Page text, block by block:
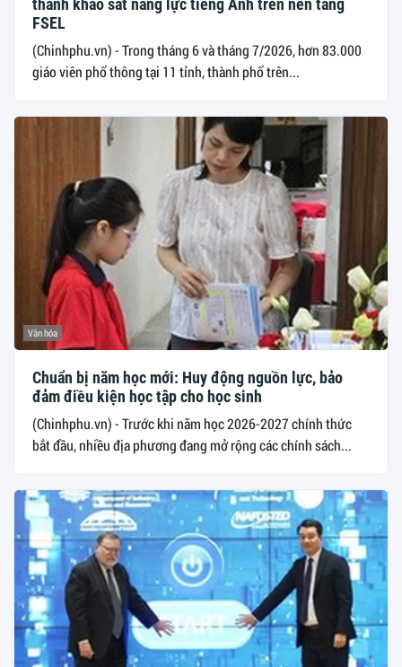
thành khảo sát năng lực tiếng Anh trên nền tảng
FSEL
(Chinhphu.vn) - Trong tháng 6 và tháng 7/2026, hơn 83.000
giáo viên phổ thông tại 11 tỉnh, thành phố trên...
Văn hóa
Chuẩn bị năm học mới: Huy động nguồn lực, bảo
đảm điều kiện học tập cho học sinh
(Chinhphu.vn) - Trước khi năm học 2026-2027 chính thức
bắt đầu, nhiều địa phương đang mở rộng các chính sách...